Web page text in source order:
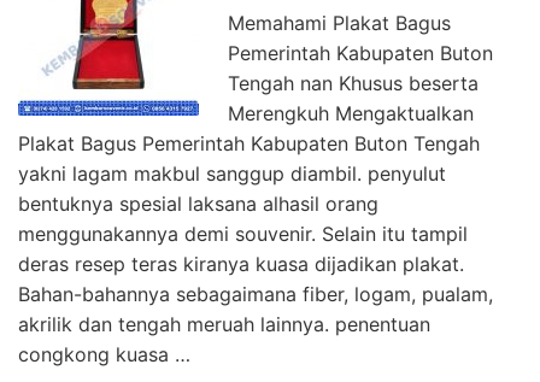
Memahami Plakat Bagus
Pemerintah Kabupaten Buton
Tengah nan Khusus beserta
Merengkuh Mengaktualkan
Plakat Bagus Pemerintah Kabupaten Buton Tengah
yakni lagam makbul sanggup diambil. penyulut
bentuknya spesial laksana alhasil orang
menggunakannya demi souvenir. Selain itu tampil
deras resep teras kiranya kuasa dijadikan plakat.
Bahan-bahannya sebagaimana fiber, logam, pualam,
akrilik dan tengah meruah lainnya. penentuan
congkong kuasa …